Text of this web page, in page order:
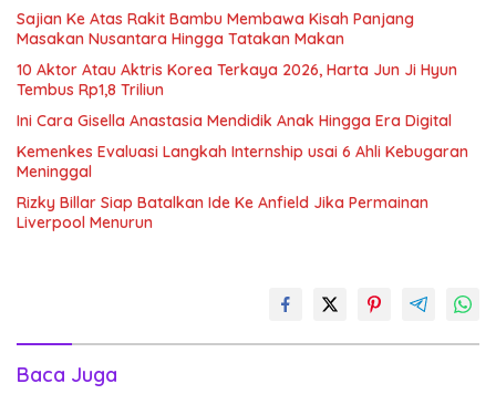
Sajian Ke Atas Rakit Bambu Membawa Kisah Panjang
Masakan Nusantara Hingga Tatakan Makan
10 Aktor Atau Aktris Korea Terkaya 2026, Harta Jun Ji Hyun
Tembus Rp1,8 Triliun
Ini Cara Gisella Anastasia Mendidik Anak Hingga Era Digital
Kemenkes Evaluasi Langkah Internship usai 6 Ahli Kebugaran
Meninggal
Rizky Billar Siap Batalkan Ide Ke Anfield Jika Permainan
Liverpool Menurun
Baca Juga